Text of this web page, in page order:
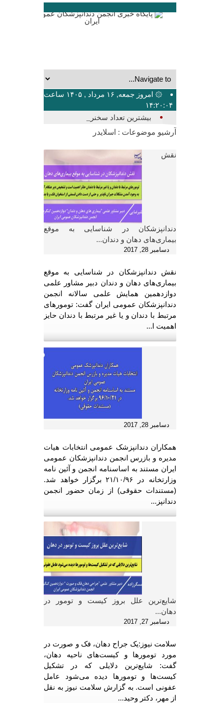
۞ امروز جمعه, ۱۶ مرداد , ۱۴۰۵ ساعت
۱۴:۲۰:۰۴
بیشترین تعداد سخنرانان، مدیران_
آرشیو موضوعات : اسلایدر
نقش
دندانپزشکان در شناسایی به موقع
بیماری‌های دهان و دندان...
دسامبر 28, 2017
نقش دندانپزشکان در شناسایی به موقع
بیماری‌های دهان و دندان دبیر مشاور علمی
دوازدهمین همایش علمی سالانه انجمن
دندانپزشکان عمومی ایران گفت: تومور‌های
مرتبط با دندان و یا غیر مرتبط با دندان حایز
اهمیت ا...
دسامبر 28, 2017
همکاران دندانپزشک عمومی انتخابات هیات
مدیره و بازرس انجمن دندانپزشکان عمومی
ایران مستند به اساسنامه انجمن و آئین نامه
وزارتخانه در ۲۱/۱۰/۹۶ برگزار خواهد شد.
(مستندات حقوقی) از زمان حضور انجمن
دندانپز...
شایع‌ترین علل بروز کیست‌ و تومور در
دهان...
دسامبر 27, 2017
سلامت نیوز:یک جراح دهان، فک و صورت ‌در
مورد تومورها و کیست‌های ناحیه دهان،
گفت: شایع‌ترین دلایلی که در تشکیل
کیست‌ها و تومورها دیده می‌شود عامل
عفونی است. به گزارش سلامت نیوز به نقل
از مهر، دکتر وحید...